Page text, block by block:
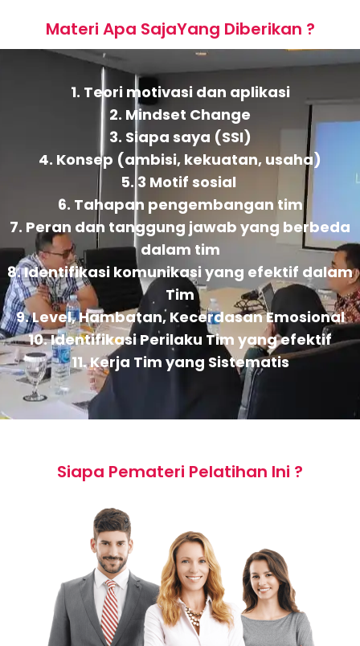
Materi Apa SajaYang Diberikan ?
1. Teori motivasi dan aplikasi
2. Mindset Change
3. Siapa saya (SSI)
4. Konsep (ambisi, kekuatan, usaha)
5. 3 Motif sosial
6. Tahapan pengembangan tim
7. Peran dan tanggung jawab yang berbeda
dalam tim
8. Identifikasi komunikasi yang efektif dalam
Tim
9. Level, Hambatan, Kecerdasan Emosional
10. Identifikasi Perilaku Tim yang efektif
11. Kerja Tim yang Sistematis
Siapa Pemateri Pelatihan Ini ?